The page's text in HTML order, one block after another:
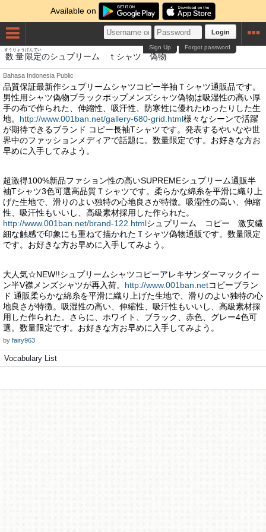
Available on
Login
Forgot password
Sign Up
数量
すうりょう
限定
げんてい
のシュプリーム ｔシャツ偽物
にせもの
Bahasa Indonesia Public
品質保証最新作シュプリームシャツコピー半袖Ｔシャツ通販品です。
男性用シャツ偽物ブラックポップメンズシャツ偽物は吸湿性の高い厚
手の布で作られた、伸縮性、吸汗性、防寒性に優れたゆったりした生
地。 http://www.001ban.net/gallery-680-grid.html様々なシーンで活躍
が期待できるブランド コピー長袖Tシャツです。発表するやいなや世
界中のファッションメディアで話題に。数量限定です。お好きな方お
早めに入手してみよう。
超激得100%新品ファション性の高いSUPREMEシュプリーム通販半
袖Tシャツ3色可選高品質Ｔシャツです。柔らかな綿糸を平滑に織り上
げた生地で、滑りのよい独特の心地良さが特徴。吸湿性の高い、伸縮
性、吸汗性もいいし、高級素材採用した作られた。
http://www.001ban.net/brand-122.htmlシュプリーム コピー 激安繊
細な触感で印象にも重ねて描かれたＴシャツ偽物通販です。数量限定
です。お好きな方お早めに入手してみよう。
大人気☆NEW!!シュプリームシャツコピーアレキサンダーマックイー
ン半V襟メンズシャツが再入荷。 http://www.001ban.netコピーブラン
ド 通販柔らかな綿糸を平滑に織り上げた生地で、滑りのよい独特の心
地良さが特徴。吸湿性の高い、伸縮性、吸汗性もいいし、高級素材採
用した作られた。さらに、ホワイト、ブラック、赤色、グレー4色可
選。数量限定です。お好きな方お早めに入手してみよう。
by fairy963
Vocabulary List